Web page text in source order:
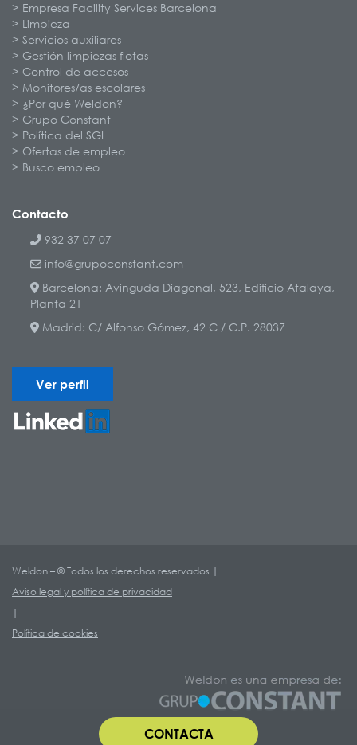
Empresa Facility Services Barcelona
Limpieza
Servicios auxiliares
Gestión limpiezas flotas
Control de accesos
Monitores/as escolares
¿Por qué Weldon?
Grupo Constant
Política del SGI
Ofertas de empleo
Busco empleo
Contacto
932 37 07 07
info@grupoconstant.com
Barcelona: Avinguda Diagonal, 523, Edificio Atalaya,
Planta 21
Madrid: C/ Alfonso Gómez, 42 C / C.P. 28037
Ver perfil
Weldon – © Todos los derechos reservados |
Aviso legal y política de privacidad
|
Política de cookies
CONTACTA